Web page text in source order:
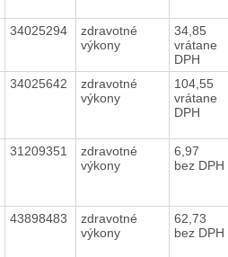
34025294
zdravotné
výkony
34,85
vrátane
DPH
34025642
zdravotné
výkony
104,55
vrátane
DPH
31209351
zdravotné
výkony
6,97
bez DPH
43898483
zdravotné
výkony
62,73
bez DPH